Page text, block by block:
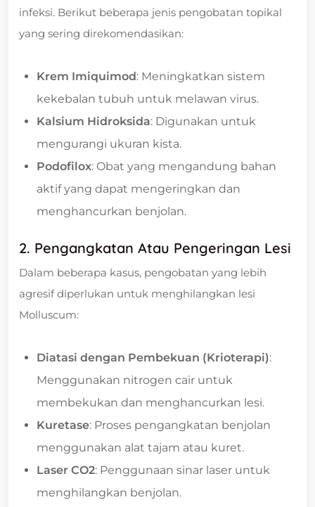
infeksi. Berikut beberapa jenis pengobatan topikal
yang sering direkomendasikan:
Krem Imiquimod : Meningkatkan sistem
kekebalan tubuh untuk melawan virus.
Kalsium Hidroksida: Digunakan untuk
mengurangi ukuran kista.
Podofilox: Obat yang mengandung bahan
aktif yang dapat mengeringkan dan
menghancurkan benjolan.
2. Pengangkatan Atau Pengeringan Lesi
Dalam beberapa kasus, pengobatan yang lebih
agresif diperlukan untuk menghilangkan lesi
Molluscum:
Diatasi dengan Pembekuan (Krioterapi):
Menggunakan nitrogen cair untuk
membekukan dan menghancurkan lesi.
Kuretase: Proses pengangkatan benjolan
menggunakan alat tajam atau kuret.
Laser CO2: Penggunaan sinar laser untuk
menghilangkan benjolan.